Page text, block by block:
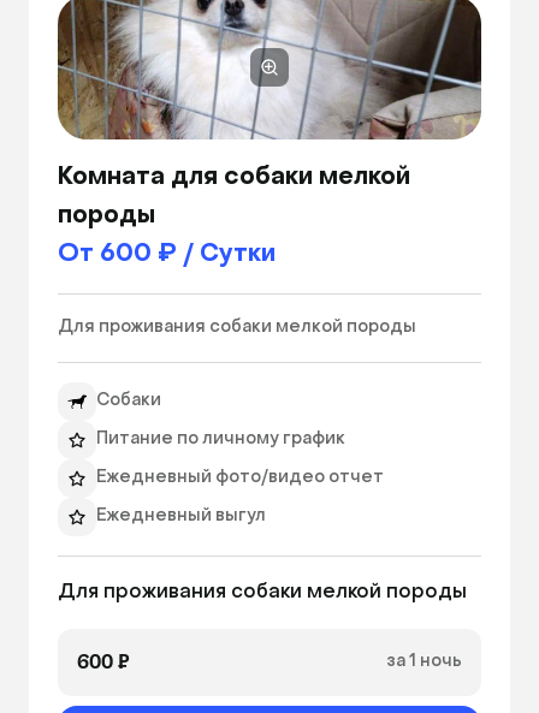
Комната для собаки мелкой
породы
От 600 ₽ / Сутки
Для проживания собаки мелкой породы
Собаки
Питание по личному график
Ежедневный фото/видео отчет
Ежедневный выгул
Для проживания собаки мелкой породы
600 ₽ за 1 ночь